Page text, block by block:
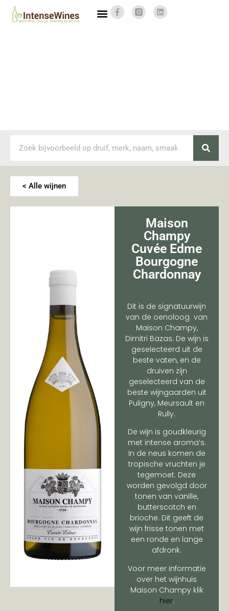
< Alle wijnen
Maison
Champy
Cuvée Edme
Bourgogne
Chardonnay
Dit is de signatuurwijn
van de oenoloog van
Maison Champy,
Dimitri Bazas. De wijn is
geselecteerd uit de
beste vaten, en de
druiven zijn
geselecteerd van de
beste wijngaarden uit
Puligny, Meursault en
Rully.
De wijn is goudkleurig
met intense aroma’s.
In de neus komen de
tropische vruchten je
tegemoet. Deze
worden gevolgd door
tonen van vanille,
butterscotch en
brioche. Dit geeft de
wijn frisse tonen met
een ronde en lange
afdronk.
Voor meer informatie
over het wijnhuis
Maison Champy klik
hier.